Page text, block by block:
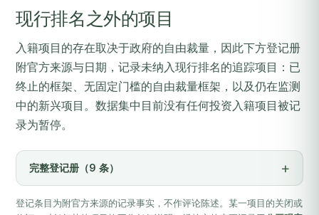
现行排名之外的项目
入籍项目的存在取决于政府的自由裁量，因此下方登记册
附官方来源与日期，记录未纳入现行排名的追踪项目：已
终止的框架、无固定门槛的自由裁量框架，以及仍在监测
中的新兴项目。数据集中目前没有任何投资入籍项目被记
录为暂停。
完整登记册（9 条）
登记条目为附官方来源的记录事实，不作评论陈述。某一项目的关闭或